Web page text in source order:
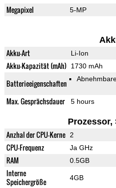
Megapixel 5-MP
Akku-Art Li-Ion
Akku-Kapazität (mAh) 1730 mAh
Batterieeigenschaften
Max. Gesprächsdauer 5 hours
Prozessor,
Anzhal der CPU-Kerne 2
CPU-Frequenz Ja GHz
RAM 0.5GB
Interne
Speichergröße
4GB